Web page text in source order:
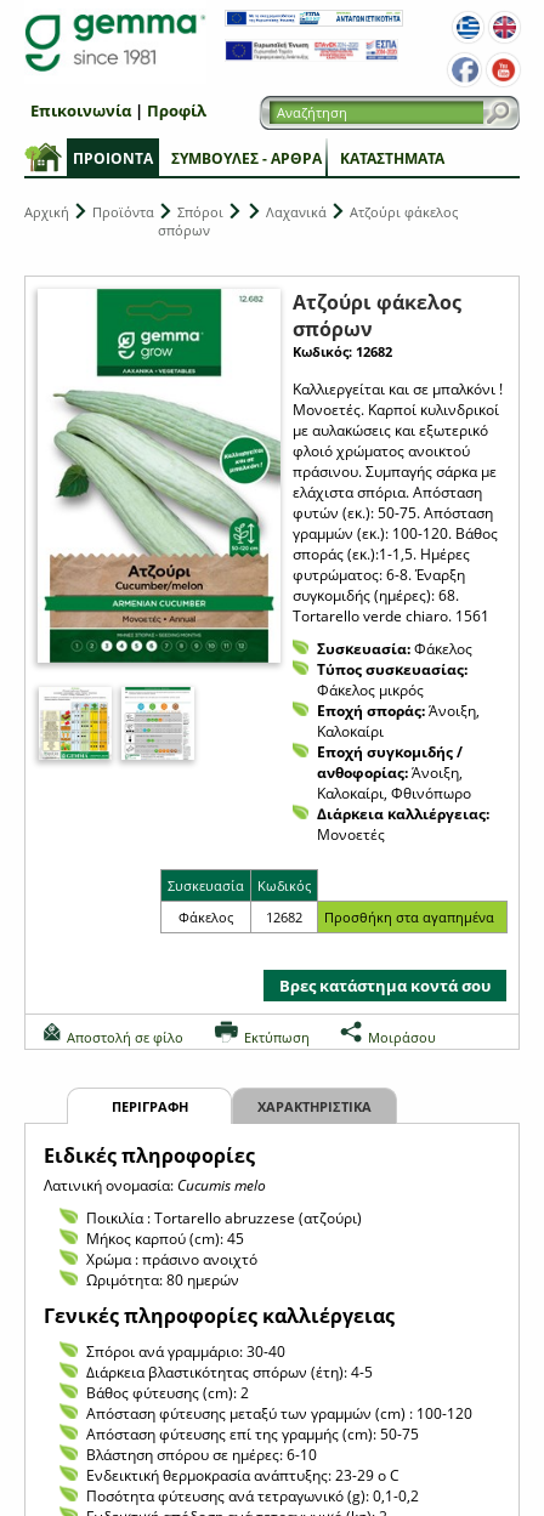
ΠΡΟΙΟΝΤΑ ΣΥΜΒΟΥΛΕΣ - ΑΡΘΡΑ ΚΑΤΑΣΤΗΜΑΤΑ
Επικοινωνία| Προφίλ
Αρχική Προϊόντα Σπόροι Λαχανικά
Ατζούρι φάκελος
σπόρων
Ατζούρι φάκελος
σπόρων
Κωδικός: 12682
Καλλιεργείται και σε μπαλκόνι !
Μονοετές. Καρποί κυλινδρικοί
με αυλακώσεις και εξωτερικό
φλοιό χρώματος ανοικτού
πράσινου. Συμπαγής σάρκα με
ελάχιστα σπόρια. Απόσταση
φυτών (εκ.): 50-75. Απόσταση
γραμμών (εκ.): 100-120. Βάθος
σποράς (εκ.):1-1,5. Ημέρες
φυτρώματος: 6-8. Έναρξη
συγκομιδής (ημέρες): 68.
Tortarello verde chiaro. 1561
Συσκευασία:Φάκελος
Τύπος συσκευασίας:
Φάκελος μικρός
Εποχή σποράς:Άνοιξη,
Καλοκαίρι
Εποχή συγκομιδής /
ανθοφορίας:Άνοιξη,
Καλοκαίρι, Φθινόπωρο
Διάρκεια καλλιέργειας:
Μονοετές
Συσκευασία
Κωδικός
Φάκελος
12682
Βρες κατάστημα κοντά σου
Αποστολή σε φίλο Εκτύπωση Μοιράσου
ΠΕΡΙΓΡΑΦΗ ΧΑΡΑΚΤΗΡΙΣΤΙΚΑ
Eιδικές πληροφορίες
Λατινική ονομασία:Cucumis melo
Ποικιλία : Tortarello abruzzese (ατζούρι)
Mήκος καρπού (cm): 45
Χρώμα : πράσινο ανοιχτό
Ωριμότητα: 80 ημερών
Γενικές πληροφορίες καλλιέργειας
Σπόροι ανά γραμμάριο: 30-40
Διάρκεια βλαστικότητας σπόρων (έτη): 4-5
Βάθος φύτευσης (cm): 2
Απόσταση φύτευσης μεταξύ των γραμμών (cm) : 100-120
Απόσταση φύτευσης επί της γραμμής (cm): 50-75
Βλάστηση σπόρου σε ημέρες: 6-10
Ενδεικτική θερμοκρασία ανάπτυξης: 23-29 o C
Ποσότητα φύτευσης ανά τετραγωνικό (g): 0,1-0,2